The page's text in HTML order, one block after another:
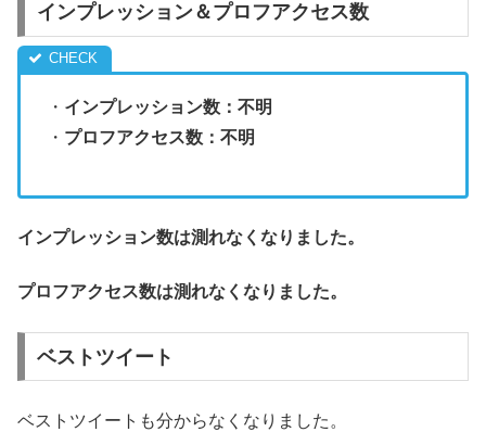
インプレッション＆プロフアクセス数
・ インプレッション数：不明
・ プロフアクセス数：不明
インプレッション数は測れなくなりました。
プロフアクセス数は測れなくなりました。
ベストツイート
ベストツイートも分からなくなりました。